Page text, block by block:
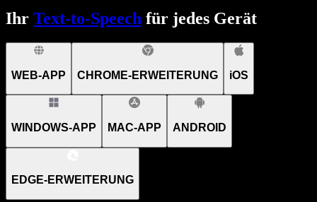
Ihr Text-to-Speech für jedes Gerät
WEB-APP CHROME-ERWEITERUNG iOS
WINDOWS-APP MAC-APP ANDROID
EDGE-ERWEITERUNG